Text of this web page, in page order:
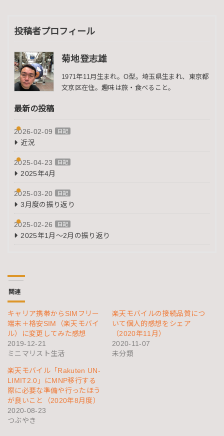
投稿者プロフィール
菊地登志雄
1971年11月生まれ。O型。埼玉県生まれ、東京都
文京区在住。趣味は旅・食べること。
最新の投稿
2026-02-09 日記
近況
2025-04-23 日記
2025年4月
2025-03-20 日記
3月度の振り返り
2025-02-26 日記
2025年1月～2月の振り返り
関連
キャリア携帯からSIMフリー
端末＋格安SIM（楽天モバイ
ル）に変更してみた感想
2019-12-21
ミニマリスト生活
楽天モバイルの接続品質につ
いて個人的感想をシェア
（2020年11月）
2020-11-07
未分類
楽天モバイル「Rakuten UN-
LIMIT2.0」にMNP移行する
際に必要な準備や行ったほう
が良いこと（2020年8月度）
2020-08-23
つぶやき